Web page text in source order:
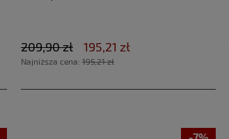
195,21 zł
209,90 zł
Najniższa cena: 195,21 zł